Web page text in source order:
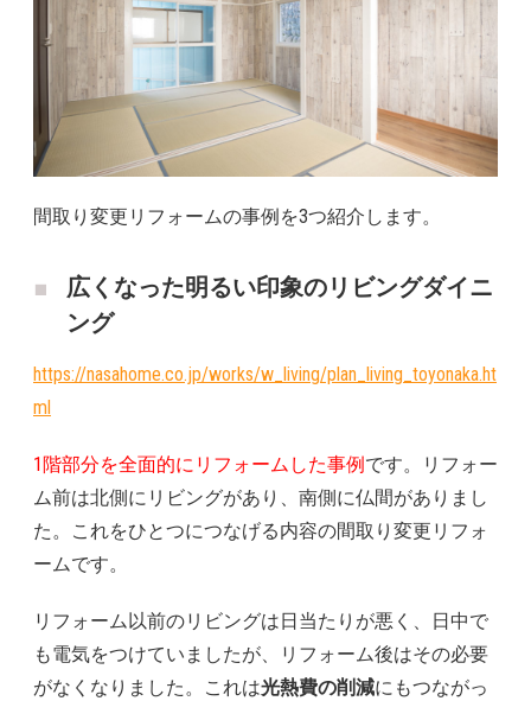
間取り変更リフォームの事例を3つ紹介します。
広くなった明るい印象のリビングダイニ
ング
https://nasahome.co.jp/works/w_living/plan_living_toyonaka.ht
ml
1階部分を全面的にリフォームした事例 です。リフォー
ム前は北側にリビングがあり、南側に仏間がありまし
た。これをひとつにつなげる内容の間取り変更リフォ
ームです。
リフォーム以前のリビングは日当たりが悪く、日中で
も電気をつけていましたが、リフォーム後はその必要
がなくなりました。これは光熱費の削減にもつながっ